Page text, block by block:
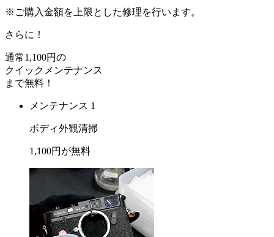
※ご購入金額を上限とした修理を行います。
さらに！
通常1,100円の
クイックメンテナンス
まで無料 ！
メンテナンス 1
ボディ外観清掃
1,100円が無料